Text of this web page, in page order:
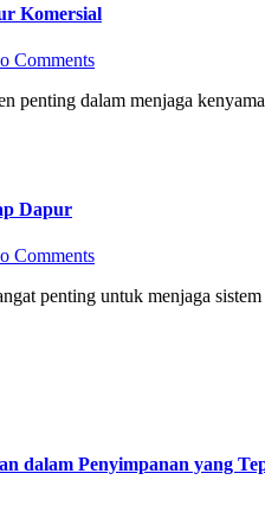
Komersial
Comments
Dapur
Comments
dalam Penyimpanan yang